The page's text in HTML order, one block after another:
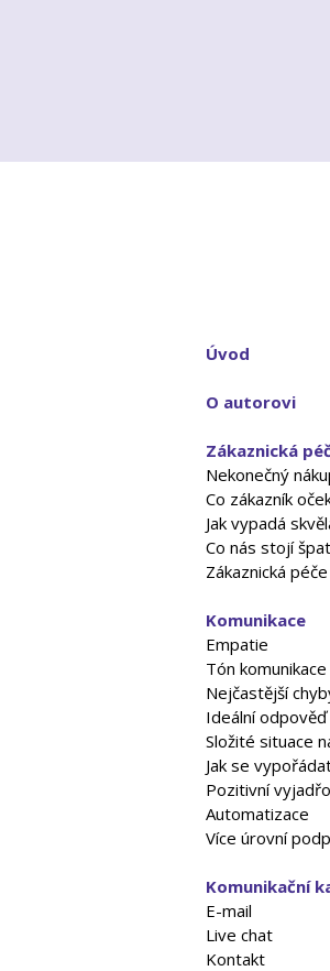
Úvod
O autorovi
Zákaznická
Nekonečný
Co zákazník
Jak vypadá
Co nás stojí
Zákaznická
Komunikace
Empatie
Tón komunikace
Nejčastější
Ideální odpověď
Složité situace
Jak se
Pozitivní
Automatizace
Více úrovní
Komunikační
E-mail
Live chat
Kontakt